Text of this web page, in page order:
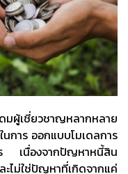
ผู้เชี่ยวชาญหลากหลาย
การ ออกแบบโมเดลการ
ร เนื่องจากปัญหาหนี้สิน
ม่ใช่ปัญหาที่เกิดจากแค่